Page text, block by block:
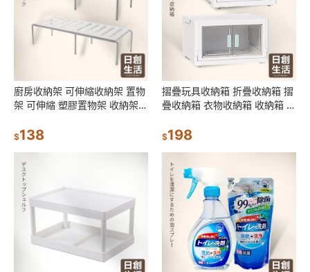
廚房收納架 可伸縮收納架 置物
架 可伸縮 塑膠置物架 收納架
生活
$138
摺疊玩具收納箱 折疊收納箱 摺
疊收納箱 衣物收納箱 收納箱 大
$198